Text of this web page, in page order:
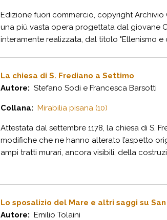
Edizione fuori commercio, copyright Archivio
una più vasta opera progettata dal giovane
interamente realizzata, dal titolo "Ellenismo e
La chiesa di S. Frediano a Settimo
Autore: Stefano Sodi e Francesca Barsotti
Collana: Mirabilia pisana (10)
Attestata dal settembre 1178, la chiesa di S.
modifiche che ne hanno alterato l’aspetto
ampi tratti murari, ancora visibili, della
Lo sposalizio del Mare e altri saggi su
Autore: Emilio Tolaini